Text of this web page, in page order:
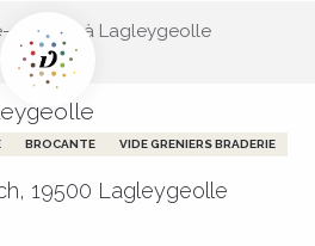
greniers à Lagleygeolle
BROCANTE VIDE GRENIERS BRADERIE
19500 Lagleygeolle